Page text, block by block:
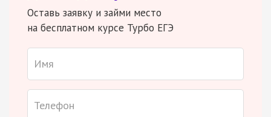
Оставь заявку и займи место
на бесплатном курсе Турбо ЕГЭ